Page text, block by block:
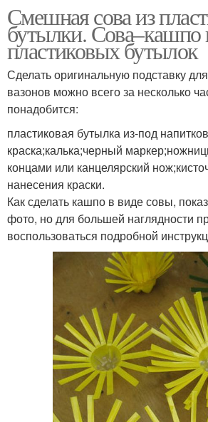
Смешная сова из
бутылки. Сова–кашпо
пластиковых бутылок
Сделать оригинальную подставку
вазонов можно всего за несколько
понадобится:
пластиковая бутылка из-под
краска;калька;черный
концами или канцелярский
нанесения краски.
Как сделать кашпо в виде совы,
фото, но для большей наглядности
воспользоваться подробной